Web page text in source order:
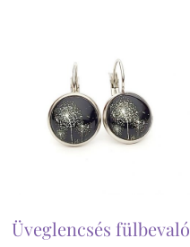
Üveglencsés fülbevaló